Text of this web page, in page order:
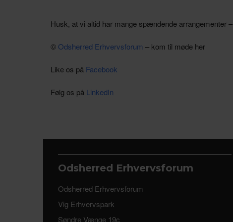
Husk, at vi altid har mange spændende arrangementer –
© Odsherred Erhvervsforum – kom til møde her
Like os på Facebook
Følg os på LinkedIn
Odsherred Erhvervsforum
Odsherred Erhvervsforum
Vig Erhvervspark
Søndre Vænge 19c